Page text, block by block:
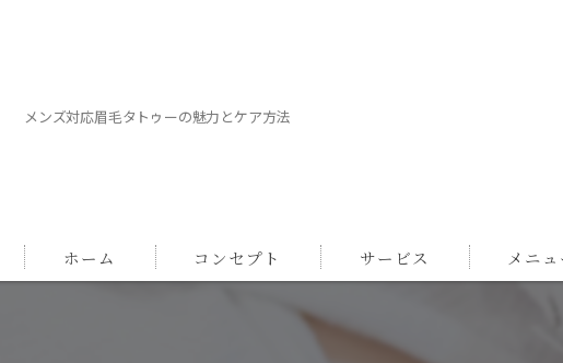
メンズ対応眉毛タトゥーの魅力とケア方法
ホーム コンセプト サービス メニュ